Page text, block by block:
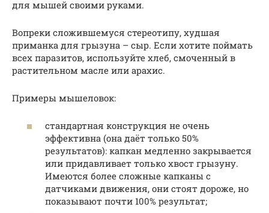
для мышей своими руками.
Вопреки сложившемуся стереотипу, худшая
приманка для грызуна – сыр. Если хотите поймать
всех паразитов, используйте хлеб, смоченный в
растительном масле или арахис.
Примеры мышеловок:
стандартная конструкция не очень
эффективна (она даёт только 50%
результатов): капкан медленно закрывается
или придавливает только хвост грызуну.
Имеются более сложные капканы с
датчиками движения, они стоят дороже, но
показывают почти 100% результат;